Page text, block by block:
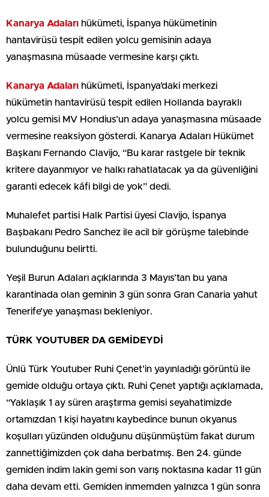
Kanarya Adaları hükümeti, İspanya hükümetinin
hantavirüsü tespit edilen yolcu gemisinin adaya
yanaşmasına müsaade vermesine karşı çıktı.
Kanarya Adaları hükümeti, İspanya’daki merkezi
hükümetin hantavirüsü tespit edilen Hollanda bayraklı
yolcu gemisi MV Hondius’un adaya yanaşmasına müsaade
vermesine reaksiyon gösterdi. Kanarya Adaları Hükümet
Başkanı Fernando Clavijo, “Bu karar rastgele bir teknik
kritere dayanmıyor ve halkı rahatlatacak ya da güvenliğini
garanti edecek kâfi bilgi de yok” dedi.
Muhalefet partisi Halk Partisi üyesi Clavijo, İspanya
Başbakanı Pedro Sanchez ile acil bir görüşme talebinde
bulunduğunu belirtti.
Yeşil Burun Adaları açıklarında 3 Mayıs’tan bu yana
karantinada olan geminin 3 gün sonra Gran Canaria yahut
Tenerife’ye yanaşması bekleniyor.
TÜRK YOUTUBER DA GEMİDEYDİ
Ünlü Türk Youtuber Ruhi Çenet’in yayınladığı görüntü ile
gemide olduğu ortaya çıktı. Ruhi Çenet yaptığı açıklamada,
“Yaklaşık 1 ay süren araştırma gemisi seyahatimizde
ortamızdan 1 kişi hayatını kaybedince bunun okyanus
koşulları yüzünden olduğunu düşünmüştüm fakat durum
zannettiğimizden çok daha berbatmış. Ben 24. günde
gemiden indim lakin gemi son varış noktasına kadar 11 gün
daha devam etti. Gemiden inmemden yalnızca 1 gün sonra